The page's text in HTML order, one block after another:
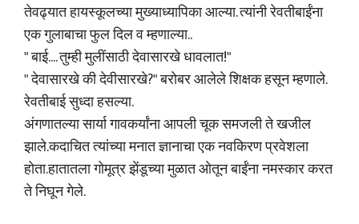
तेवढ्यात हायस्कूलच्या मुख्याध्यापिका आल्या. त्यांनी रेवतीबाईंना
एक गुलाबाचा फुल दिल व म्हणाल्या..
" बाई.... तुम्ही मुलींसाठी देवासारखे धावलात!"
" देवासारखे की देवीसारखे?" बरोबर आलेले शिक्षक हसून म्हणाले.
रेवतीबाई सुध्दा हसल्या.
अंगणातल्या सार्या गावकर्यांना आपली चूक समजली ते खजील
झाले.कदाचित त्यांच्या मनात ज्ञानाचा एक नवकिरण प्रवेशला
होता.हातातला गोमूत्र झेंडूच्या मुळात ओतून बाईंना नमस्कार करत
ते निघून गेले.